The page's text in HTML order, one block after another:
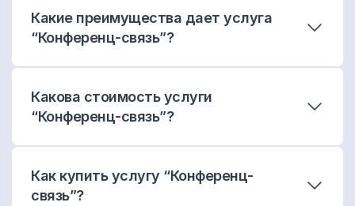
Какие преимущества дает услуга
“Конференц-связь”?
Какова стоимость услуги
“Конференц-связь”?
Как купить услугу “Конференц-
связь”?